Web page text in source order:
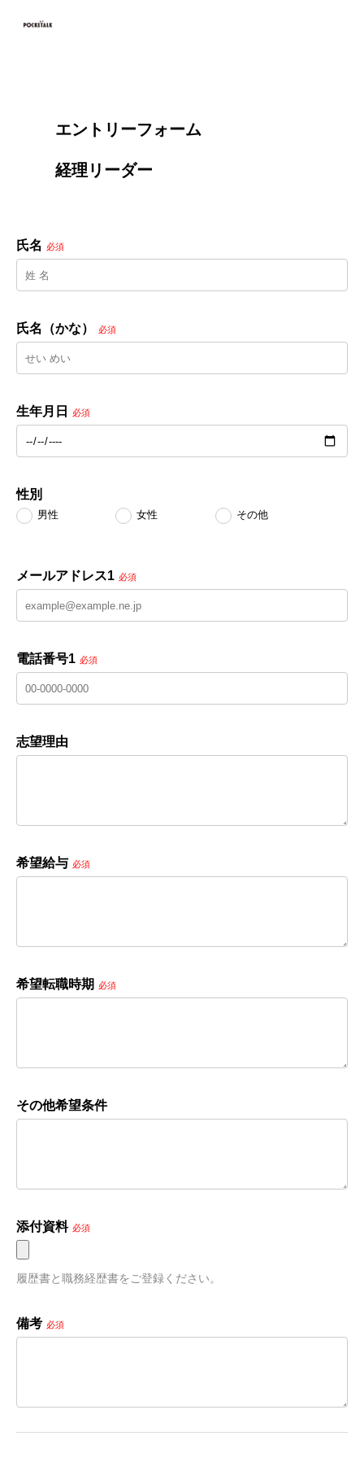
        エントリーフォーム
氏名 必須
氏名（かな） 必須
生年月日 必須
性別
男性 女性 その他
メールアドレス1 必須
電話番号1 必須
志望理由
希望給与 必須
希望転職時期 必須
その他希望条件
添付資料 必須
履歴書と職務経歴書をご登録ください。
備考 必須